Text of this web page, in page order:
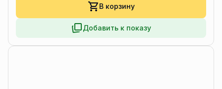
В корзину
Добавить к показу